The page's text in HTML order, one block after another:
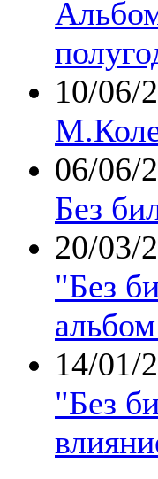
10/06/
06/06/
Без
20/03/
"Без
14/01/
"Без